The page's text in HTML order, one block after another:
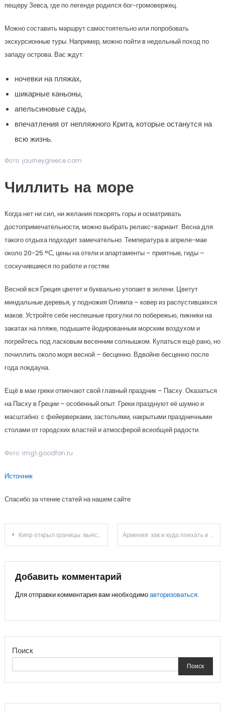
пещеру Зевса, где по легенде родился бог-громовержец.
Можно составить маршрут самостоятельно или попробовать
экскурсионные туры. Например, можно пойти в недельный поход по
западу острова. Вас ждут:
ночевки на пляжах,
шикарные каньоны,
апельсиновые сады,
впечатления от непляжного Крита, которые останутся на
всю жизнь.
Фото: journeygreece.com
Чиллить на море
Когда нет ни сил, ни желания покорять горы и осматривать
достопримечательности, можно выбрать релакс-вариант. Весна для
такого отдыха подходит замечательно. Температура в апреле-мае
около 20-25 °С, цены на отели и апартаменты – приятные, гиды –
соскучившиеся по работе и гостям.
Весной вся Греция цветет и буквально утопает в зелени. Цветут
миндальные деревья, у подножия Олимпа – ковер из распустившихся
маков. Устройте себе неспешные прогулки по побережью, пикники на
закатах на пляже, подышите йодированным морским воздухом и
погрейтесь под ласковым весенним солнышком. Купаться ещё рано, но
почиллить около моря весной – бесценно. Вдвойне бесценно после
года локдауна.
Ещё в мае греки отмечают свой главный праздник – Пасху. Оказаться
на Пасху в Греции – особенный опыт. Греки празднуют её шумно и
масштабно: с фейерверками, застольями, накрытыми праздничными
столами от городских властей и атмосферой всеобщей радости.
Фото: img1.goodfon.ru
Источник
Спасибо за чтение статей на нашем сайте
Навигация
записям
Кипр открыл границы: выясняем, где отдохнуть и что посмотреть Армения: как и куда поехать в 2021
Добавить комментарий
Для отправки комментария вам необходимоавторизоваться.
Поиск
Поиск